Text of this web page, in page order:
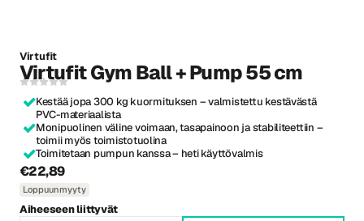
Virtufit
Virtufit Gym Ball + Pump 55 cm
Kestää jopa 300 kg kuormituksen – valmistettu kestävästä
PVC-materiaalista
Monipuolinen väline voimaan, tasapainoon ja stabiliteettiin –
toimii myös toimistotuolina
Toimitetaan pumpun kanssa – heti käyttövalmis
€22,89
Loppuunmyyty
Aiheeseen liittyvät